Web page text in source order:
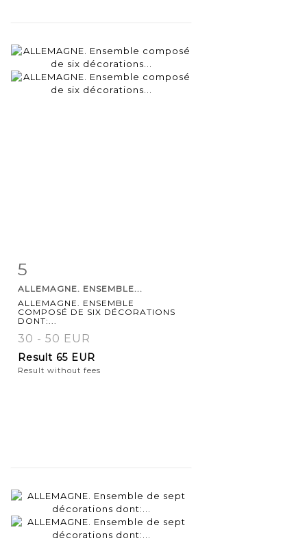
5
ALLEMAGNE. ENSEMBLE...
ALLEMAGNE. ENSEMBLE
COMPOSÉ DE SIX DÉCORATIONS
DONT:...
30 - 50 EUR
Result 65 EUR
Result without fees